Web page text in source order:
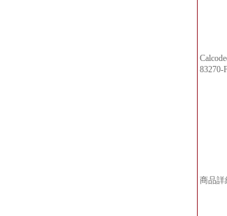
83270-
商品詳